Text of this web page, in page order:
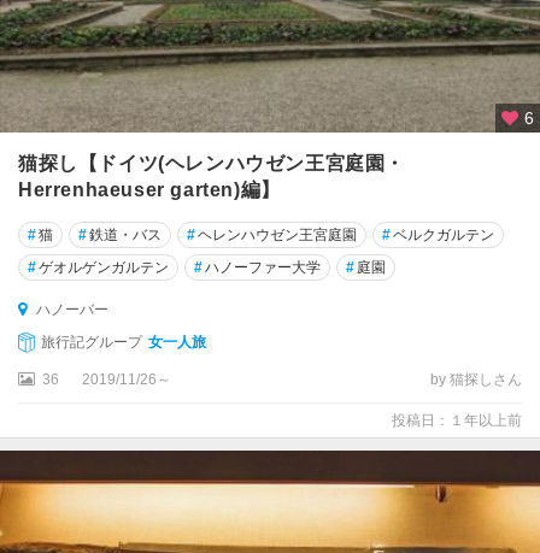
ム
ン
ト
ナ
ウ
ム
ブ
ク
ー
ダ
ザ
セ
州
ネ
6
猫探し【ドイツ(ヘレンハウゼン王宮庭園・
Herrenhaeuser garten)編】
#猫 #鉄道・バス #ヘレンハウゼン王宮庭園 #ベルクガルテン
#ゲオルゲンガルテン #ハノーファー大学 # 庭園
ハノーバー
旅行記グループ 女一人旅
36 2019/11/26～ by 猫探しさん
投稿日：１年以上前